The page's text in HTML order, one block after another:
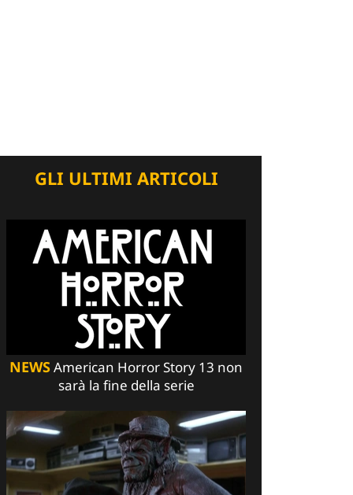
GLI ULTIMI ARTICOLI
NEWSAmerican Horror Story 13 non
sarà la fine della serie